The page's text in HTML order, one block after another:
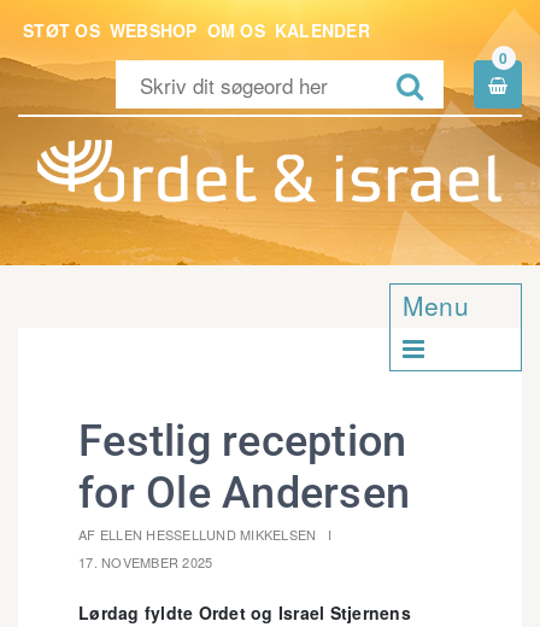
STØT OS WEBSHOP OM OS KALENDER

0

Menu

Festlig reception
for Ole Andersen
AF ELLEN HESSELLUND MIKKELSEN
17. NOVEMBER 2025
Lørdag fyldte Ordet og Israel Stjernens